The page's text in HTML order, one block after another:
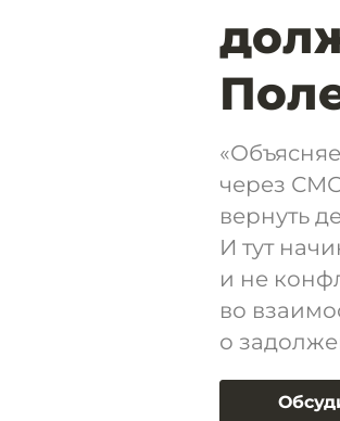
через
вернуть
И тут
и не
во
о